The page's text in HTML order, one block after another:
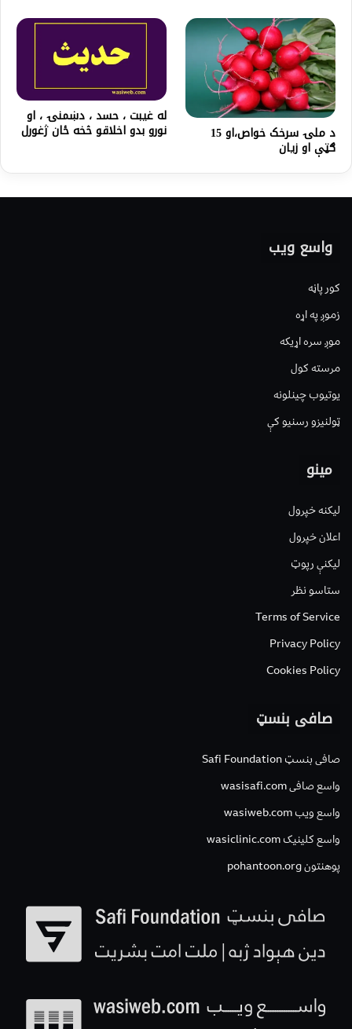
د ملۍ سرخک خواص،او 15
ګټې او زیان
له غيبت ، حسد ، دښمنۍ ، او
نورو بدو اخلاقو څخه ځان ژغورل
واسع ویب
کور پاڼه
زموږ په اړه
موږ سره اړیکه
مرسته کول
یوتیوب چینلونه
ټولنیزو رسنیو کې
مینو
لیکنه خپرول
اعلان خپرول
لیکنې رپوټ
ستاسو نظر
Terms of Service
Privacy Policy
Cookies Policy
صافی بنسټ
صافی بنسټ Safi Foundation
واسع صافی wasisafi.com
واسع ویب wasiweb.com
واسع کلینیک wasiclinic.com
پوهنتون pohantoon.org